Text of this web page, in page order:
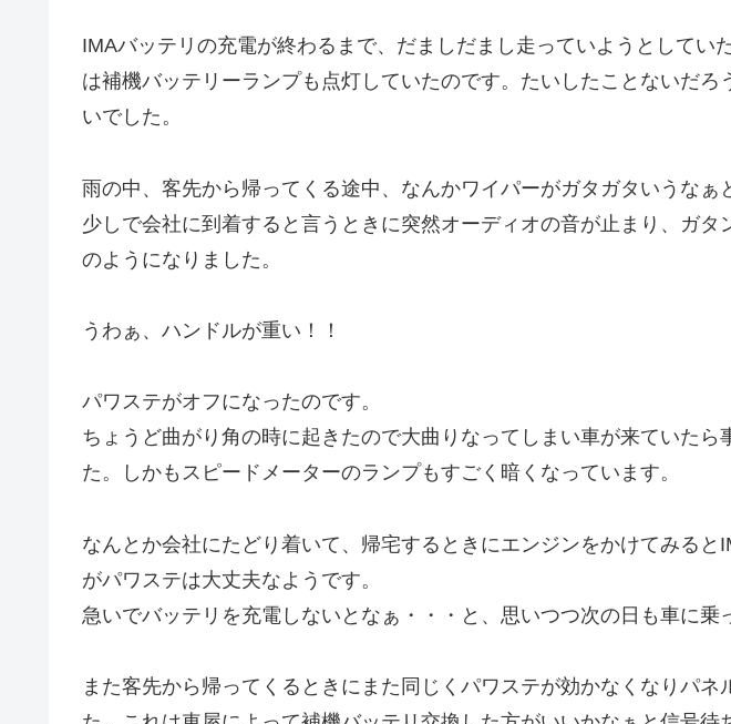
IMAバッテリの充電が終わるまで、だましだまし走っていようとしてい
は補機バッテリーランプも点灯していたのです。たいしたことないだろ
いでした。
雨の中、客先から帰ってくる途中、なんかワイパーがガタガタいうなぁ
少しで会社に到着すると言うときに突然オーディオの音が止まり、ガタ
のようになりました。
うわぁ、ハンドルが重い！！
パワステがオフになったのです。
ちょうど曲がり角の時に起きたので大曲りなってしまい車が来ていたら
た。しかもスピードメーターのランプもすごく暗くなっています。
なんとか会社にたどり着いて、帰宅するときにエンジンをかけてみると
がパワステは大丈夫なようです。
急いでバッテリを充電しないとなぁ・・・と、思いつつ次の日も車に乗
また客先から帰ってくるときにまた同じくパワステが効かなくなりパネ